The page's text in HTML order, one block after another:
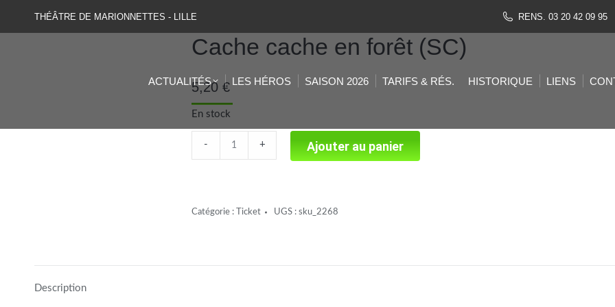
THÉÂTRE DE MARIONNETTES - LILLE RENS. 03 20 42 09 95
ACTUALITÉS LES HÉROS SAISON 2026 TARIFS & RÉS. HISTORIQUE LIENS
Cache cache en forêt (SC)
5,20€
En stock
cache
(SC)
- + Ajouter au panier
Catégorie : Ticket UGS :sku_2268
Description